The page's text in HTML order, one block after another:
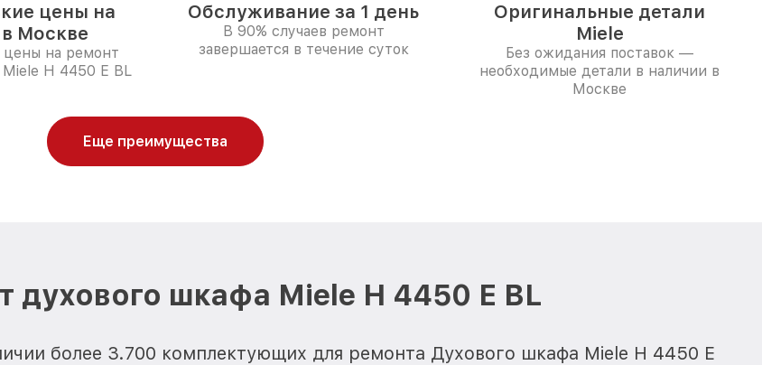
цены на
Москве
на ремонт
H 4450 E BL
Обслуживание за 1 день
В 90% случаев ремонт
завершается в течение суток
Оригинальные детали
Miele
Без ожидания поставок —
необходимые детали в наличии в
Москве
Еще преимущества
духового шкафа Miele H 4450 E BL
более 3.700 комплектующих для ремонта Духового шкафа Miele H 4450 E